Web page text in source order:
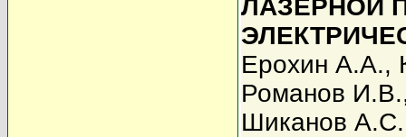
ЛАЗЕРНОЙ
Ерохин А.А.,
Романов И.В.
Шиканов А.С.